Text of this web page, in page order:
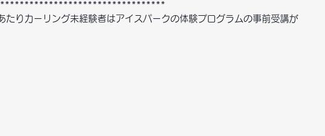
たりカーリング未経験者はアイスパークの体験プログラムの事前受講が